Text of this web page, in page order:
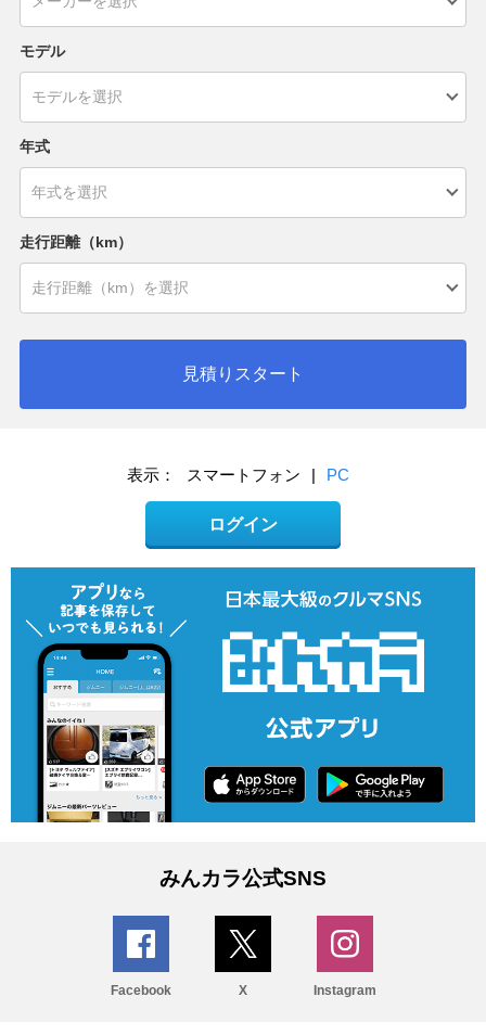
モデル
年式
走行距離（km）
見積りスタート
表示： スマートフォン | PC
ログイン
みんカラ公式SNS
Facebook X Instagram